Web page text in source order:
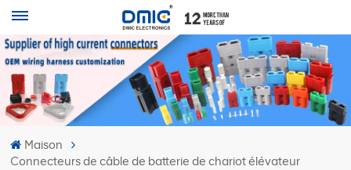
Maison
Connecteurs de câble de batterie de chariot élévateur